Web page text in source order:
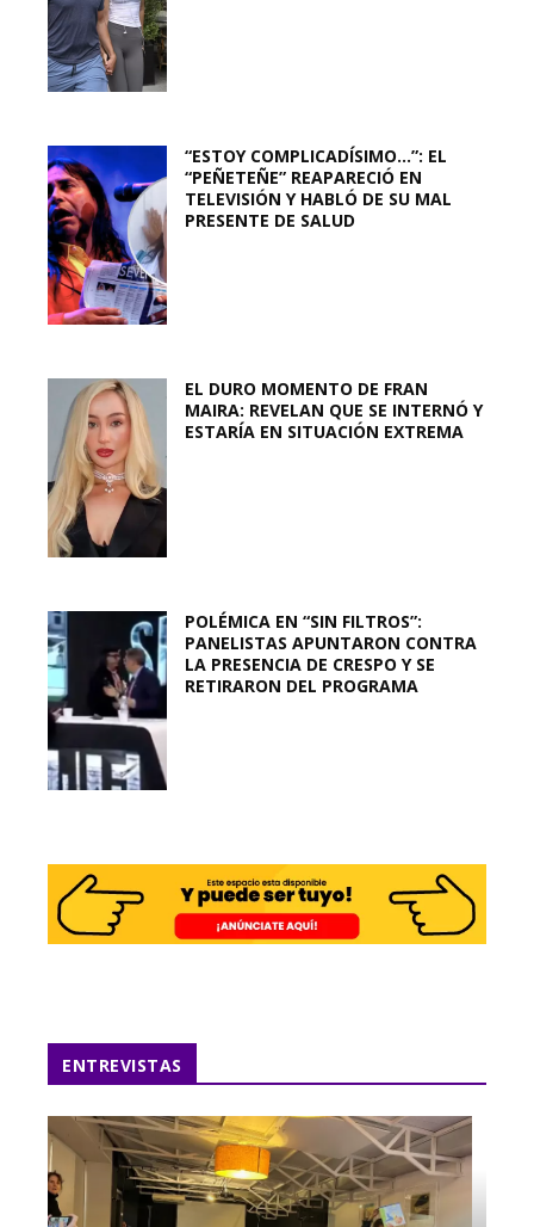
“ESTOY COMPLICADÍSIMO…”: EL
“PEÑETEÑE” REAPARECIÓ EN
TELEVISIÓN Y HABLÓ DE SU MAL
PRESENTE DE SALUD
EL DURO MOMENTO DE FRAN
MAIRA: REVELAN QUE SE INTERNÓ Y
ESTARÍA EN SITUACIÓN EXTREMA
POLÉMICA EN “SIN FILTROS”:
PANELISTAS APUNTARON CONTRA
LA PRESENCIA DE CRESPO Y SE
RETIRARON DEL PROGRAMA
ENTREVISTAS